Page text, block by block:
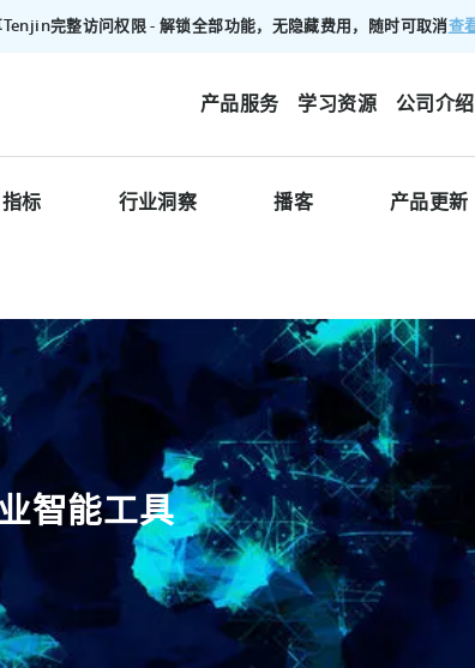
完整访问权限 - 解锁全部功能，无隐藏费用，随时可取消查
产品服务 学习资源 公司介绍
指标 行业洞察 播客 产品更新
智能工具